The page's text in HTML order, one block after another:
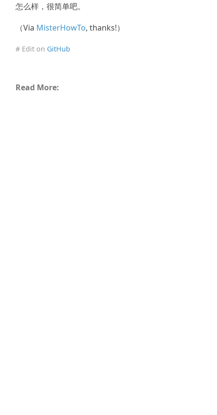
怎么样，很简单吧。
（Via MisterHowTo, thanks!）
# Edit on GitHub
Read More: